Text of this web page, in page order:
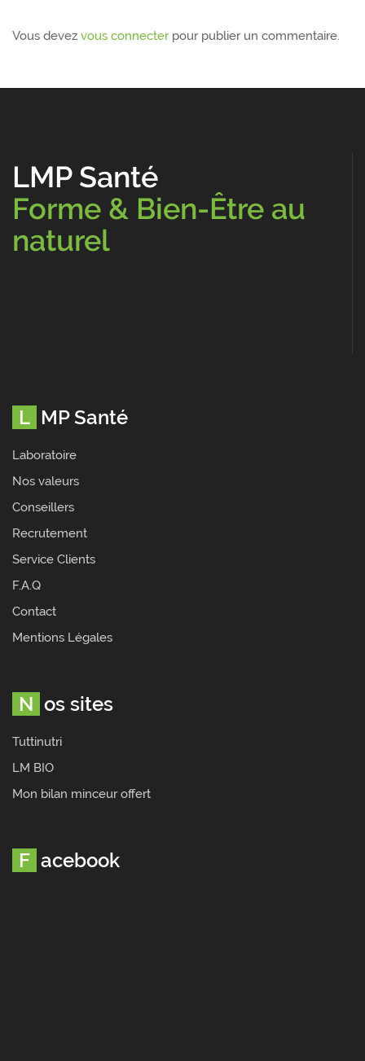
Vous devez vous connecterpour publier un commentaire.
LMP Santé
Forme & Bien-Être au
naturel
LMP Santé
Laboratoire
Nos valeurs
Conseillers
Recrutement
Service Clients
F.A.Q
Contact
Mentions Légales
Nos sites
Tuttinutri
LM BIO
Mon bilan minceur offert
Facebook